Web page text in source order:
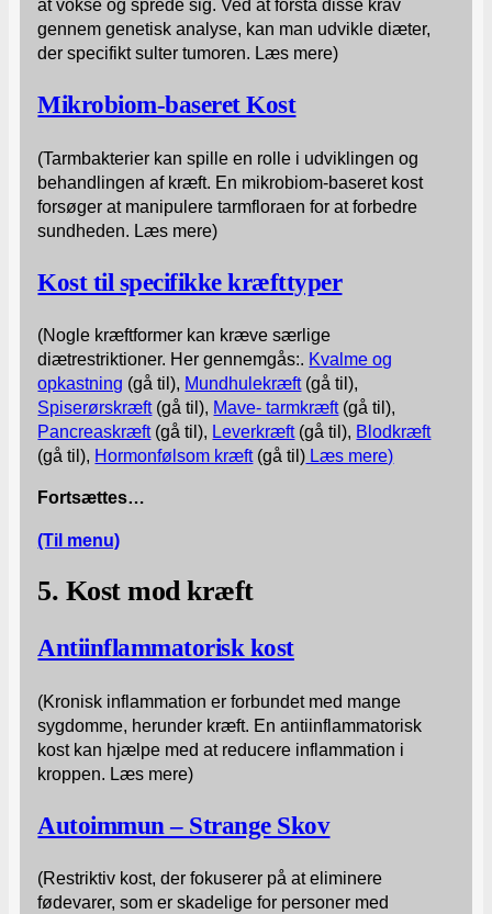
at vokse og sprede sig. Ved at forstå disse krav
gennem genetisk analyse, kan man udvikle diæter,
der specifikt sulter tumoren. Læs mere)
Mikrobiom-baseret Kost
(Tarmbakterier kan spille en rolle i udviklingen og
behandlingen af kræft. En mikrobiom-baseret kost
forsøger at manipulere tarmfloraen for at forbedre
sundheden. Læs mere)
Kost til specifikke kræfttyper
(Nogle kræftformer kan kræve særlige
diætrestriktioner. Her gennemgås:. Kvalme og
opkastning (gå til), Mundhulekræft (gå til),
Spiserørskræft (gå til), Mave- tarmkræft (gå til),
Pancreaskræft(gå til), Leverkræft (gå til), Blodkræft
(gå til), Hormonfølsom kræft (gå til) Læs mere)
Fortsættes…
(Til menu)
5. Kost mod kræft
Antiinflammatorisk kost
(Kronisk inflammation er forbundet med mange
sygdomme, herunder kræft. En antiinflammatorisk
kost kan hjælpe med at reducere inflammation i
kroppen. Læs mere)
Autoimmun – Strange Skov
(Restriktiv kost, der fokuserer på at eliminere
fødevarer, som er skadelige for personer med